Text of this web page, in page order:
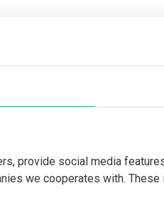
provide social media
we cooperates with.